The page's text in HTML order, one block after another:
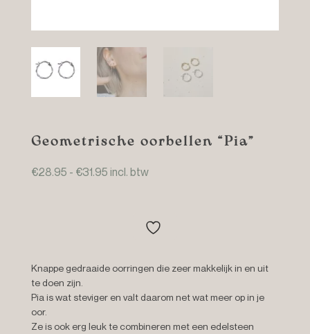
Geometrische oorbellen “Pia”
€28.95 - €31.95Prijsklasse:
incl. btw
Knappe gedraaide oorringen die zeer makkelijk in en uit
te doen zijn.
Pia is wat steviger en valt daarom net wat meer op in je
oor.
Ze is ook erg leuk te combineren met een edelsteen